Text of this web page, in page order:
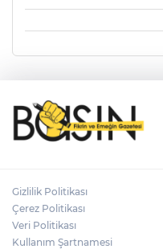
Gizlilik Politikası
Çerez Politikası
Veri Politikası
Kullanım Şartnamesi